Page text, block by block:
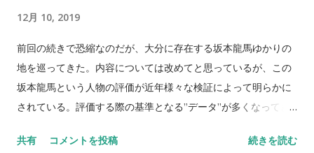
思いながらゴール裏のサポーター席を歩いてみた。なんだか新
しい風を僕は感じた。それで良いなとひとりで納得してひとり
頷いたのだった。 ファンなんてサポーターなんて言ってしまえ
ば利害関係もない、知らない人の集まりだ。その中で共に目的
意識（当然セレッソの勝利）を合わせて前に進む。だがひとつ
して和を乱すものなどではなく、自分自身の存在証明。 比べる
12月 10, 2019
前回の続きで恐縮なのだが、大分に存在する坂本龍馬ゆかりの
地を巡ってきた。内容については改めてと思っているが、この
坂本龍馬という人物の評価が近年様々な検証によって明らかに
されている。評価する際の基準となる”データ”が多くなってき
る。見た目、感じ方は人それぞれなので何とも言えないが、そ
共有 コメントを投稿 続きを読む